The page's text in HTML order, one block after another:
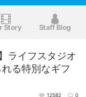
Story Staff Blog
ライフスタジオ
る特別なギフ
12582 0